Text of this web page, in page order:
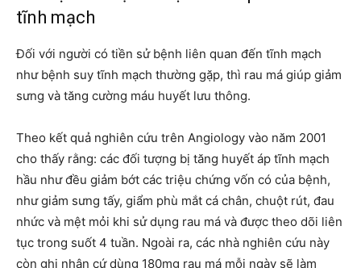
tĩnh mạch
Đối với người có tiền sử bệnh liên quan đến tĩnh mạch
như bệnh suy tĩnh mạch thường gặp, thì rau má giúp giảm
sưng và tăng cường máu huyết lưu thông.
Theo kết quả nghiên cứu trên Angiology vào năm 2001
cho thấy rằng: các đối tượng bị tăng huyết áp tĩnh mạch
hầu như đều giảm bớt các triệu chứng vốn có của bệnh,
như giảm sưng tấy, giẩm phù mắt cá chân, chuột rút, đau
nhức và mệt mỏi khi sử dụng rau má và được theo dõi liên
tục trong suốt 4 tuần. Ngoài ra, các nhà nghiên cứu này
còn ghi nhận cứ dùng 180mg rau má mỗi ngày sẽ làm